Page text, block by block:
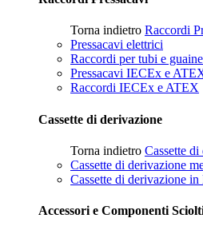
Torna indietro Raccordi
Pressacavi elettrici
Raccordi per tubi e
Pressacavi IECEx e
Raccordi IECEx e ATEX
Cassette di derivazione
Torna indietro Cassette
Cassette di derivazione
Cassette di derivazione
Accessori e Componenti